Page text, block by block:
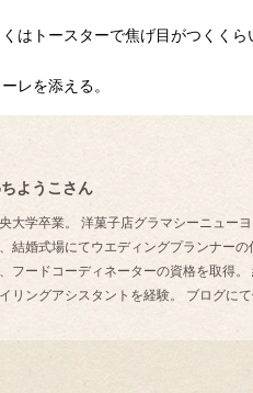
はトースターで焦げ目がつくくら
レを添える。
ようこさん
大学卒業。 洋菓子店グラマシーニュー
結婚式場にてウエディングプランナー
フードコーディネーターの資格を取得
リングアシスタントを経験。 ブログに